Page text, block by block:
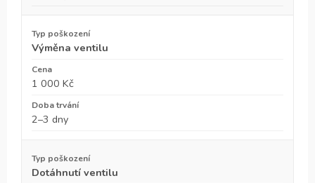
Výměna ventilu
1 000 Kč
2–3 dny
Dotáhnutí ventilu